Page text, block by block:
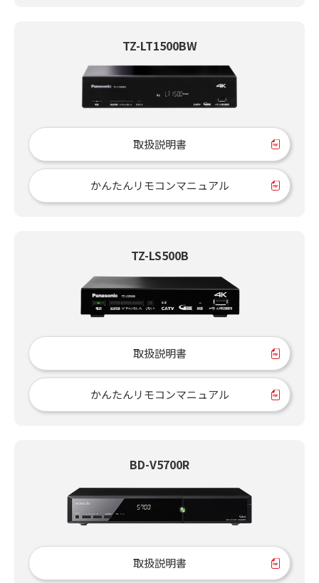
TZ-LT1500BW
取扱説明書
かんたんリモコンマニュアル
TZ-LS500B
取扱説明書
かんたんリモコンマニュアル
BD-V5700R
取扱説明書